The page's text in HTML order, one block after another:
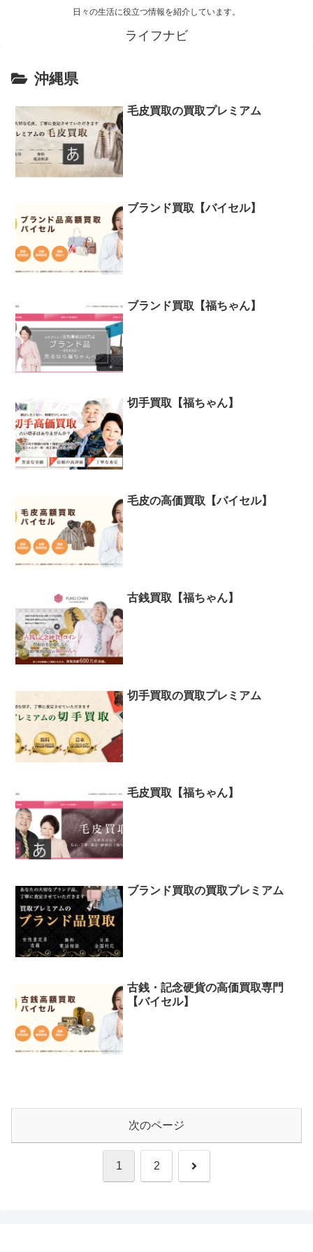
日々の生活に役立つ情報を紹介しています。
ライフナビ
沖縄県
毛皮買取の買取プレミアム
ブランド買取【バイセル】
ブランド買取【福ちゃん】
切手買取【福ちゃん】
毛皮の高価買取【バイセル】
古銭買取【福ちゃん】
切手買取の買取プレミアム
毛皮買取【福ちゃん】
ブランド買取の買取プレミアム
古銭・記念硬貨の高価買取専門
【バイセル】
次のページ
1 2 次